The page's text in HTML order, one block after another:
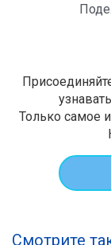
Только самое
Смотрите